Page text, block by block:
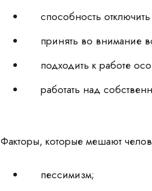
способность
принять во внимание
подходить к работе
работать над
Факторы, которые мешают
пессимизм;